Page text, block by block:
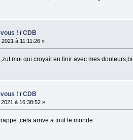
! /CDB
2021 à 11:11:26 »
moi qui croyait en finir avec mes
! /CDB
2021 à 16:38:52 »
,cela arrive a tout le monde